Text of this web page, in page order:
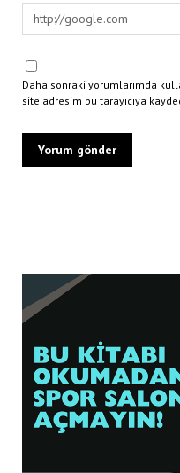
Daha sonraki yorumlarımda
site adresim bu tarayıcıya